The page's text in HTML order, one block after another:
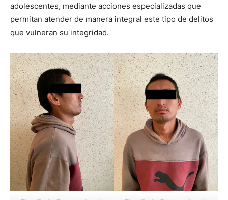
adolescentes, mediante acciones especializadas que
permitan atender de manera integral este tipo de delitos
que vulneran su integridad.